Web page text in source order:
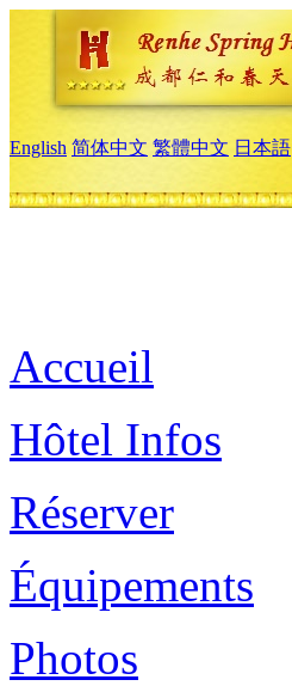
English 简体中文 繁體中文 日本語
Accueil
Hôtel Infos
Réserver
Équipements
Photos